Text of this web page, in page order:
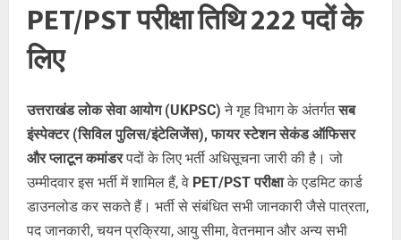
PET/PST परीक्षा तिथि 222 पदों के
लिए
उत्तराखंड लोक सेवा आयोग (UKPSC) ने गृह विभाग के अंतर्गतसब
इंस्पेक्टर (सिविल पुलिस/इंटेलिजेंस), फायर स्टेशन सेकंड ऑफिसर
और प्लाटून कमांडरपदों के लिए भर्ती अधिसूचना जारी की है। जो
उम्मीदवार इस भर्ती में शामिल हैं, वे PET/PST परीक्षाके एडमिट कार्ड
डाउनलोड कर सकते हैं। भर्ती से संबंधित सभी जानकारी जैसे पात्रता,
पद जानकारी, चयन प्रक्रिया, आयु सीमा, वेतनमान और अन्य सभी